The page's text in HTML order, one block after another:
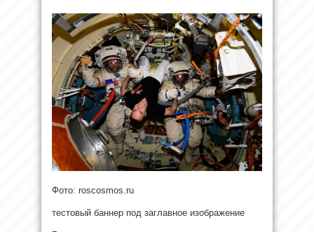
Фото: roscosmos.ru
тестовый баннер под заглавное изображение